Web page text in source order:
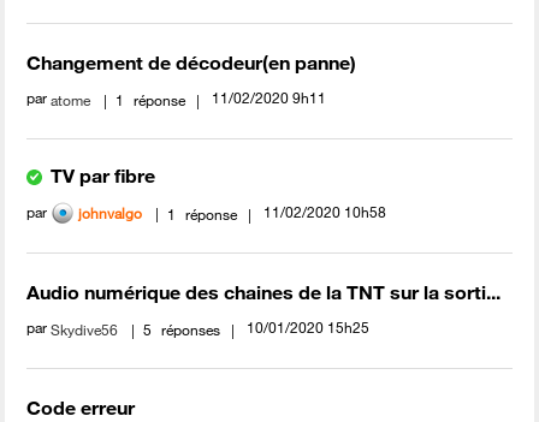
Changement de décodeur(en panne)
paratome 1 réponse ‎11/02/2020 9h11
TV par fibre
par johnvalgo 1 réponse ‎11/02/2020 10h58
Audio numérique des chaines de la TNT sur la sorti...
parSkydive56 5 réponses ‎10/01/2020 15h25
Code erreur